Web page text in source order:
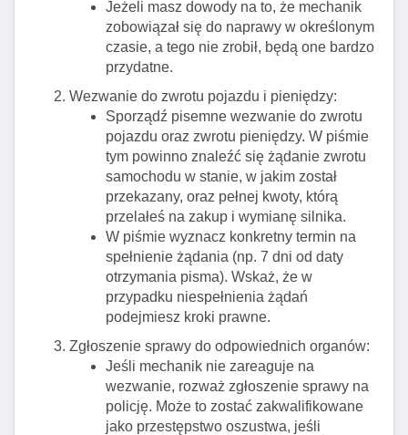
Jeżeli masz dowody na to, że mechanik
zobowiązał się do naprawy w określonym
czasie, a tego nie zrobił, będą one bardzo
przydatne.
Wezwanie do zwrotu pojazdu i pieniędzy:
Sporządź pisemne wezwanie do zwrotu
pojazdu oraz zwrotu pieniędzy. W piśmie
tym powinno znaleźć się żądanie zwrotu
samochodu w stanie, w jakim został
przekazany, oraz pełnej kwoty, którą
przelałeś na zakup i wymianę silnika.
W piśmie wyznacz konkretny termin na
spełnienie żądania (np. 7 dni od daty
otrzymania pisma). Wskaż, że w
przypadku niespełnienia żądań
podejmiesz kroki prawne.
Zgłoszenie sprawy do odpowiednich organów:
Jeśli mechanik nie zareaguje na
wezwanie, rozważ zgłoszenie sprawy na
policję. Może to zostać zakwalifikowane
jako przestępstwo oszustwa, jeśli